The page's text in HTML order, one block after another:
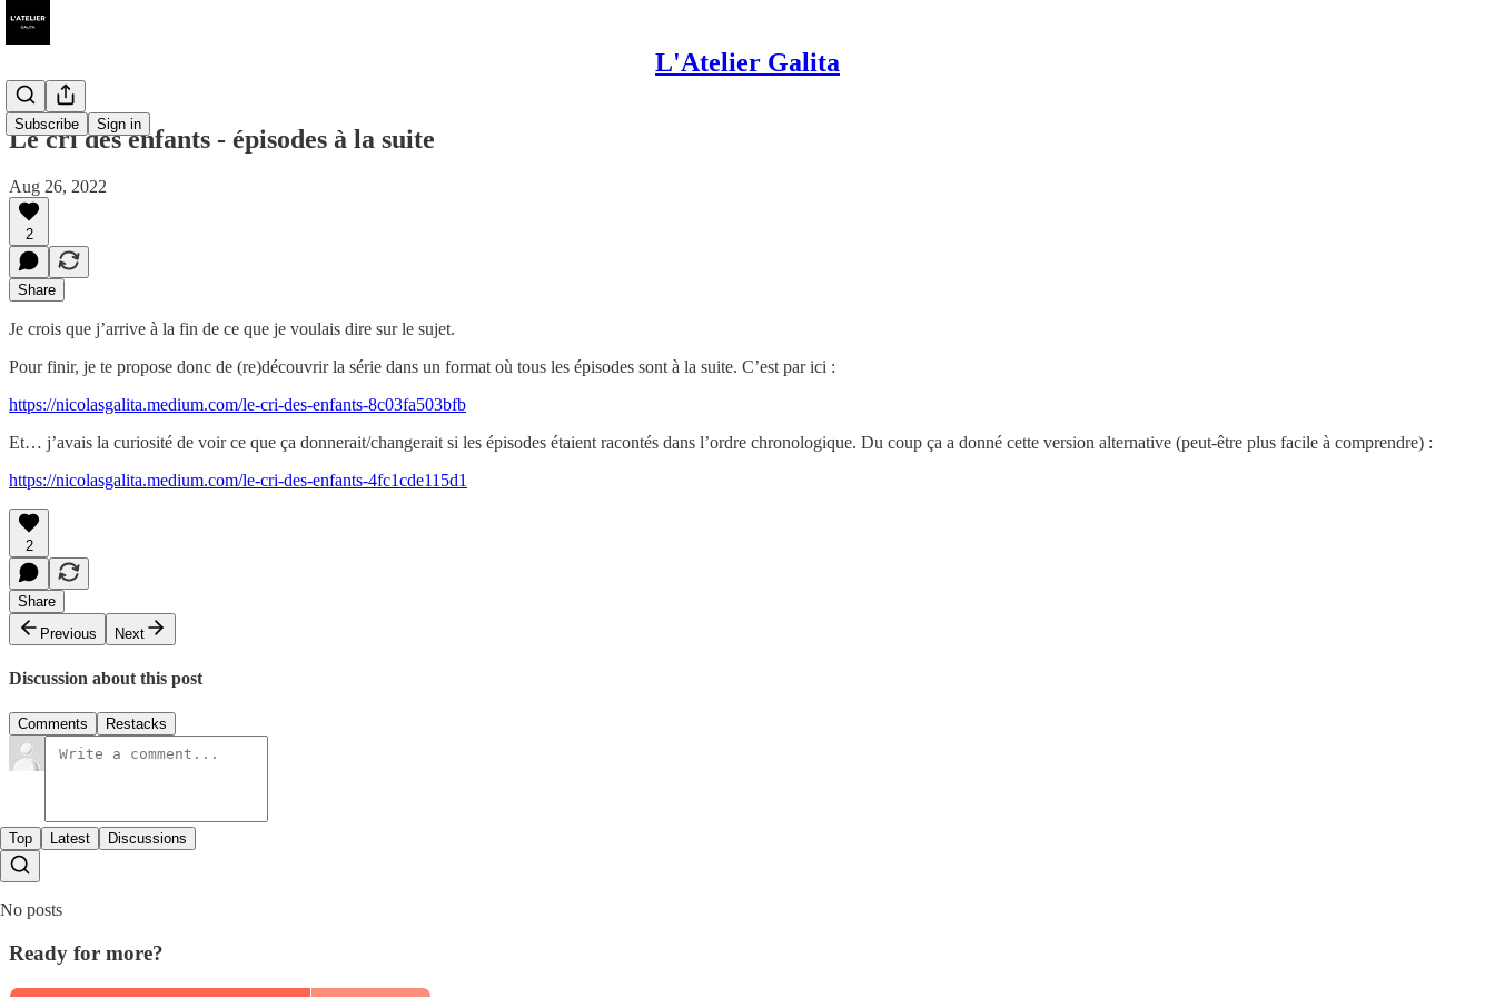
L'Atelier Galita
Subscribe Sign in
Le cri des enfants - épisodes à la suite
Aug 26, 2022
2
Share
Je crois que j’arrive à la fin de ce que je voulais dire sur le sujet.
Pour finir, je te propose donc de (re)découvrir la série dans un format où tous les épisodes sont à la suite. C’est par ici :
https://nicolasgalita.medium.com/le-cri-des-enfants-8c03fa503bfb
Et… j’avais la curiosité de voir ce que ça donnerait/changerait si les épisodes étaient racontés dans l’ordre chronologique. Du coup ça a donné cette version alternative (peut-être plus facile à comprendre) :
https://nicolasgalita.medium.com/le-cri-des-enfants-4fc1cde115d1
2
Share
Previous
Next
Discussion about this post
Comments Restacks
Top Latest Discussions
No posts
Ready for more?